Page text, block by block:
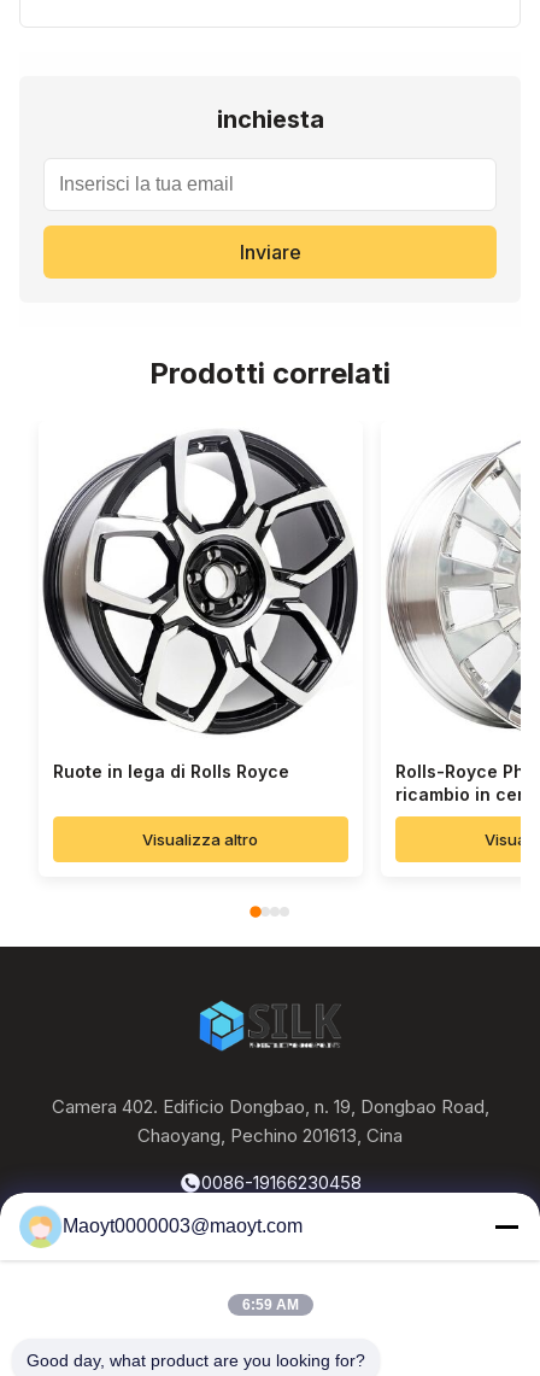
inchiesta
Inviare
Prodotti correlati
Ruote in lega di Rolls Royce
Visualizza altro
Rolls-Royce
ricambio in
Camera 402. Edificio Dongbao, n. 19, Dongbao Road,
Chaoyang, Pechino 201613, Cina
0086-19166230458
kf@maoyt.com
ProdottiContattaci
Maoyt0000003@maoyt.com
6:59 AM
Good day, what product are you looking for?